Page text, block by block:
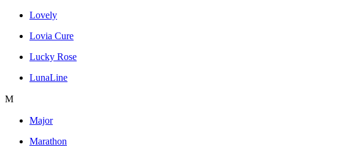
Lovely
Lovia Cure
Lucky Rose
LunaLine
M
Major
Marathon